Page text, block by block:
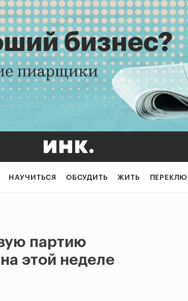
НАУЧИТЬСЯ ОБСУДИТЬ ЖИТЬ
партию
этой неделе